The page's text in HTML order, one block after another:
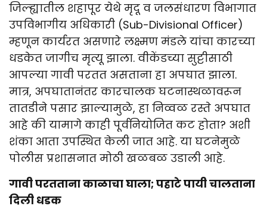
जिल्ह्यातील शहापूर येथे मृदू व जलसंधारण विभागात
उपविभागीय अधिकारी (Sub-Divisional Officer)
म्हणून कार्यरत असणारे लक्ष्मण मंडले यांचा कारच्या
धडकेत जागीच मृत्यू झाला. वीकेंडच्या सुट्टीसाठी
आपल्या गावी परतत असताना हा अपघात झाला.
मात्र, अपघातानंतर कारचालक घटनास्थळावरून
तातडीने पसार झाल्यामुळे, हा निव्वळ रस्ते अपघात
आहे की यामागे काही पूर्वनियोजित कट होता? अशी
शंका आता उपस्थित केली जात आहे. या घटनेमुळे
पोलीस प्रशासनात मोठी खळबळ उडाली आहे.
गावी परतताना काळाचा घाला; पहाटे पायी चालताना
दिली धडक